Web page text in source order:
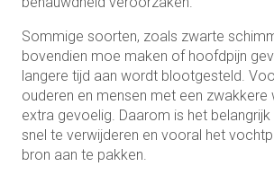
Sommige soorten, zoals zwarte
bovendien moe maken of hoofdpijn
langere tijd aan wordt blootgesteld.
ouderen en mensen met een zwakkere
extra gevoelig. Daarom is het
snel te verwijderen en vooral het
bron aan te pakken.